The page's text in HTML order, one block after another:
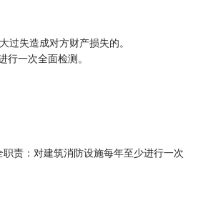
失造成对方财产损失的。
一次全面检测。
责：对建筑消防设施每年至少进行一次